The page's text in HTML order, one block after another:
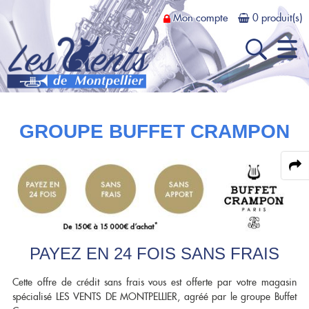
Mon compte 0 produit(s)
Actus et Promos
Magasin
Présentation
Contrat achat-test
Dépôt-vente
Atelier
Présentation
Prestations
Louer un instrument
Tarifs et conditionsFLÛTE TRAVERSIÈRE
Fifre
Flûte en Ut
Cuivres
GROUPE BUFFET CRAMPON
PAYEZ EN 24 FOIS SANS FRAIS
Cette offre de crédit sans frais vous est offerte par votre magasin
spécialisé LES VENTS DE MONTPELLIER, agréé par le groupe Buffet